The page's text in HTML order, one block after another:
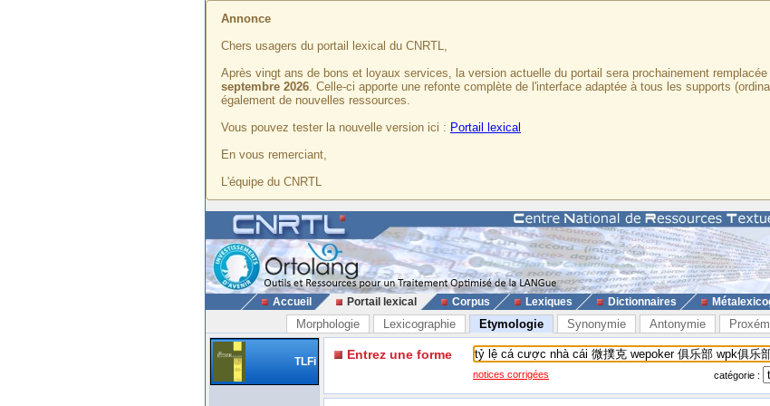
Annonce
Chers usagers du portail lexical du CNRTL,
Après vingt ans de bons et loyaux services, la version actuelle du portail sera prochainement
septembre 2026. Celle-ci apporte une refonte complète de l'interface adaptée à tous les supports
également de nouvelles ressources.
Vous pouvez tester la nouvelle version ici : Portail lexical
En vous remerciant,
L'équipe du CNRTL
Accueil Portail lexical Corpus Lexiques Dictionnaires
Morphologie Lexicographie Etymologie Synonymie Antonymie
TLFi Entrez une forme
notices corrigées catégorie :